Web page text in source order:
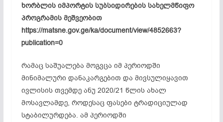
ხორბლის იმპორტის სუბსიდირების სახელმწიფო
პროგრამის მეშვეობით
https://matsne.gov.ge/ka/document/view/4852663?
publication=0
რამაც საშუალება მოგვცა იმ პერიოდში
მინიმალური დანაკარგებით და მივსულიყავით
ივლისის თვემდე ანუ 2020/21 წლის ახალ
მოსავლამდე, როდესაც ფასები ტრადიციულად
სტაბილურდება. ამ პერიოდში